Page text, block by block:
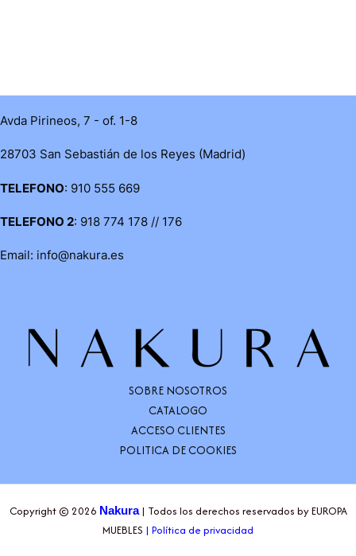
Avda Pirineos, 7 - of. 1-8
28703 San Sebastián de los Reyes (Madrid)
TELEFONO: 910 555 669
TELEFONO 2: 918 774 178 // 176
Email: info@nakura.es
SOBRE NOSOTROS
CATALOGO
ACCESO CLIENTES
POLITICA DE COOKIES
Copyright © 2026 Nakura | Todos los derechos reservados by EUROPA
MUEBLES | Política de privacidad